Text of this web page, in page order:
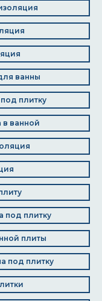
ванны
плитку
ванной
под плитку
плиты
под плитку